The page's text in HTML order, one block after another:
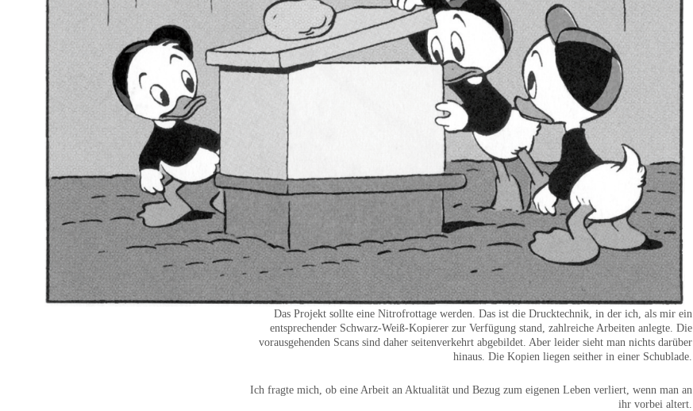
Das Projekt sollte eine Nitrofrottage werden. Das ist die Drucktechnik, in der ich, als mir ein
entsprechender Schwarz-Weiß-Kopierer zur Verfügung stand, zahlreiche Arbeiten anlegte. Die
vorausgehenden Scans sind daher seitenverkehrt abgebildet. Aber leider sieht man nichts darüber
hinaus. Die Kopien liegen seither in einer Schublade.
Ich fragte mich, ob eine Arbeit an Aktualität und Bezug zum eigenen Leben verliert, wenn man an
ihr vorbei altert.